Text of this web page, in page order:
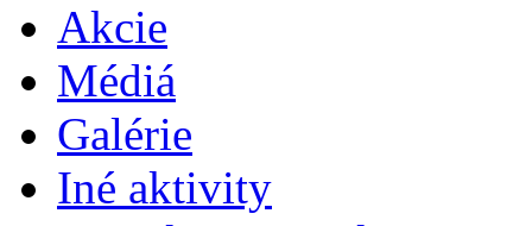
Akcie
Médiá
Galérie
Iné aktivity